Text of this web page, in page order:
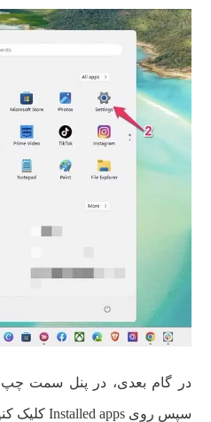
سپس روی Installed apps کلیک کنید.